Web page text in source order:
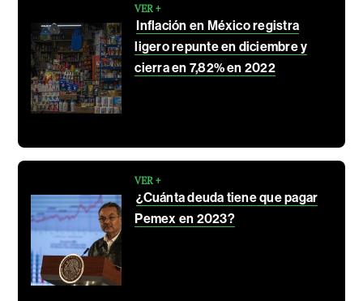
VER +
Inflación en México registra
ligero repunte en diciembre y
cierra en 7,82% en 2022
VER +
¿Cuánta deuda tiene que pagar
Pemex en 2023?